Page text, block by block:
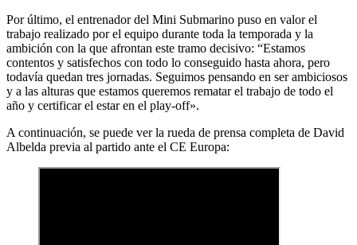
Por último, el entrenador del Mini Submarino puso en valor el
trabajo realizado por el equipo durante toda la temporada y la
ambición con la que afrontan este tramo decisivo: “Estamos
contentos y satisfechos con todo lo conseguido hasta ahora, pero
todavía quedan tres jornadas. Seguimos pensando en ser ambiciosos
y a las alturas que estamos queremos rematar el trabajo de todo el
año y certificar el estar en el play-off».
A continuación, se puede ver la rueda de prensa completa de David
Albelda previa al partido ante el CE Europa: